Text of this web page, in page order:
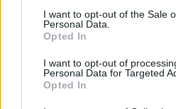
I want to opt-out of the Sale
Personal Data.
Opted In
I want to opt-out of
Personal Data for Targeted
Opted In
Η ενίσχυση αφορά σχεδόν 1
περισσότερους από 3 εκατ.
υπουργός, η στήριξη της
καθημερινότητα: Στο
σταθμό, στο ενοίκιο, στους